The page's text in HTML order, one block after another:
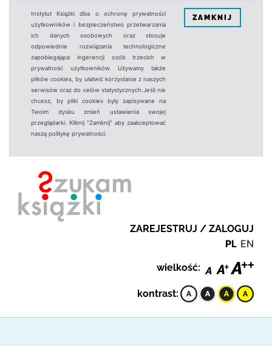
Instytut Książki dba o ochronę prywatności
użytkowników i bezpieczeństwo przetwarzania
ich danych osobowych oraz stosuje
odpowiednie rozwiązania technologiczne
zapobiegające ingerencji osób trzecich w
prywatność użytkowników. Używamy także
plików cookies, by ułatwić korzystanie z naszych
serwisów oraz do celów statystycznych.Jeśli nie
chcesz, by pliki cookies były zapisywane na
Twoim dysku zmień ustawienia swojej
przeglądarki. Kliknij "Zamknij" aby zaakceptować
naszą politykę prywatności.
ZAMKNIJ
ZAREJESTRUJ / ZALOGUJ
PL EN
wielkość:
kontrast: